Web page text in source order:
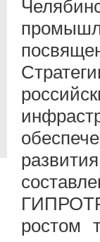
ростом